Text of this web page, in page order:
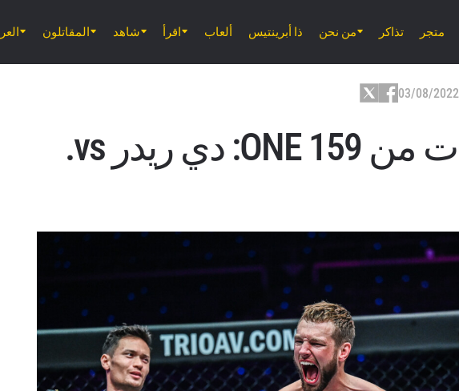
المقاتلون شاهد اقرأ ألعاب ذا أبرينتيس من نحن تذاكر متجر
03/08/2022
أهم 5 خلاصات من 159 ONE: دي ريدر vs.